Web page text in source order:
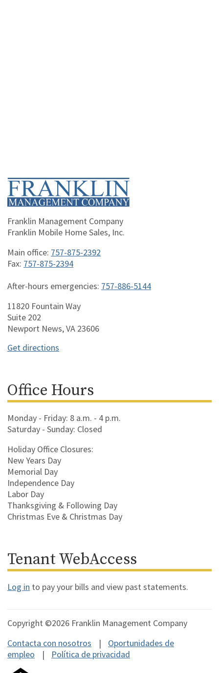
Home
Franklin Management Company
Franklin Mobile Home Sales, Inc.
Main office: 757-875-2392
Fax: 757-875-2394
After-hours emergencies: 757-886-5144
11820 Fountain Way
Suite 202
Newport News, VA 23606
Get directions
Office Hours
Monday - Friday: 8 a.m. - 4 p.m.
Saturday - Sunday: Closed
Holiday Office Closures:
New Years Day
Memorial Day
Independence Day
Labor Day
Thanksgiving & Following Day
Christmas Eve & Christmas Day
Tenant WebAccess
Log in to pay your bills and view past statements.
Copyright ©2026 Franklin Management Company
Contacta con nosotros
Oportunidades de
empleo
Política de privacidad